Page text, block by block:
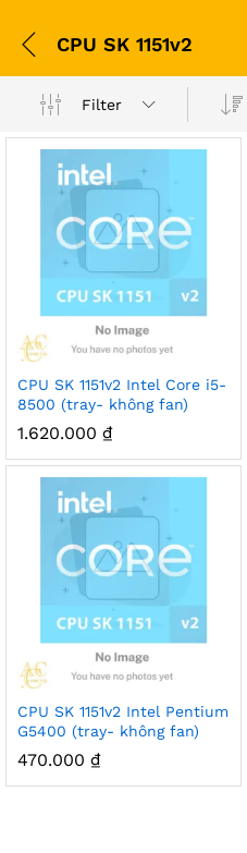
CPU SK 1151v2
Filter
CPU SK 1151v2 Intel Core i5-
8500 (tray- không fan)
1.620.000 ₫
CPU SK 1151v2 Intel Pentium
G5400 (tray- không fan)
470.000 ₫